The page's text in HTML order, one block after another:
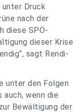
Druck
nach der
diese SPÖ-
dieser Krise
sagt Rendi-
unter den Folgen
auch, wenn die
Bewältigung der